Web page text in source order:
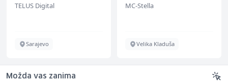
bekannten deutschen
TELUS Digital
Sarajevo
MC-Stella
Velika Kladuša
Možda vas zanima